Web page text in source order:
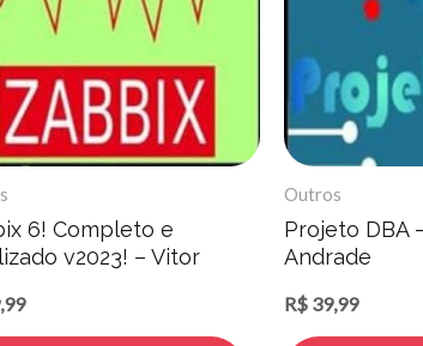
6! Completo e
v2023! – Vitor
Outros
Projeto DBA
Andrade
R$ 39,99